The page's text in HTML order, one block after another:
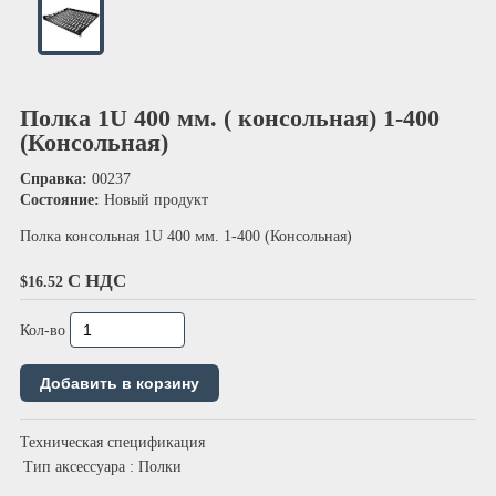
Полка 1U 400 мм. ( консольная) 1-400
(Консольная)
Справка: 00237
Состояние: Новый продукт
Полка консольная 1U 400 мм. 1-400 (Консольная)
$16.52 С НДС
Кол-во
Техническая спецификация
Тип аксессуара : Полки